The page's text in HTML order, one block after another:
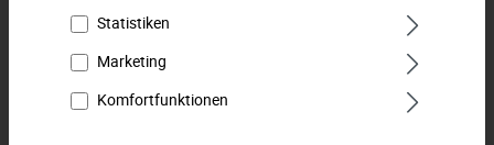
Downloads
Technische Daten
Statistiken
Marketing
Komfortfunktionen